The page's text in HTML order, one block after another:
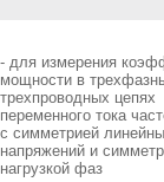
- для измерения
мощности в
трехпроводных цепях
переменного тока
с симметрией
напряжений и
нагрузкой фаз